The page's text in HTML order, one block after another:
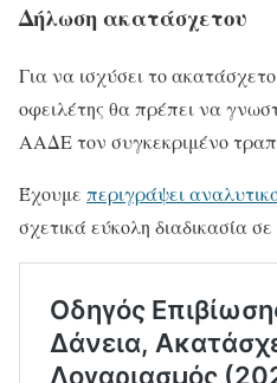
Δήλωση ακατάσχετου
Για να ισχύσει το
οφειλέτης θα πρέπει να
ΑΑΔΕ τον συγκεκριμένο
Έχουμε περιγράψει
σχετικά εύκολη διαδικασία